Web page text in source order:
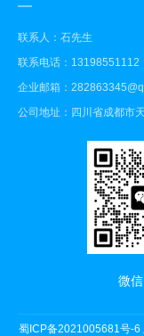
联系人：石先生
联系电话：13198551112
企业邮箱：
公司地址：四川省成都市
微
蜀ICP备2021005681号-6